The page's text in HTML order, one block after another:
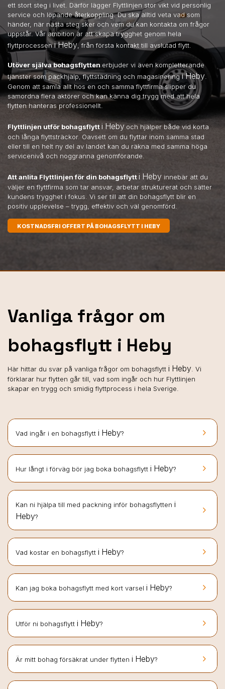
ett stort steg i livet. Därför lägger Flyttlinjen stor vikt vid personlig
service och löpande återkoppling. Du ska alltid veta vad som
händer, när nästa steg sker och vem du kan kontakta om frågor
uppstår. Vår ambition är att skapa trygghet genom hela
flyttprocesseni Heby, från första kontakt till avslutad flytt.
Utöver själva bohagsflytten erbjuder vi även kompletterande
tjänster som packhjälp, flyttstädning och magasineringi Heby
Genom att samla allt hos en och samma flyttfirma slipper du
samordna flera aktörer och kan känna dig trygg med att hela
flytten hanteras professionellt.
Flyttlinjen utför bohagsflytti Heby och hjälper både vid korta
och långa flyttsträckor. Oavsett om du flyttar inom samma stad
eller till en helt ny del av landet kan du räkna med samma höga
servicenivå och noggranna genomförande.
Att anlita Flyttlinjen för din bohagsflytti Heby innebär att du
väljer en flyttfirma som tar ansvar, arbetar strukturerat och sätter
kundens trygghet i fokus. Vi ser till att din bohagsflytt blir en
positiv upplevelse – trygg, effektiv och väl genomförd.
KOSTNADSFRI OFFERT PÅ BOHAGSFLYTT I HEBY
Vanliga frågor om
bohagsflytt i Heby
Här hittar du svar på vanliga frågor om bohagsflytt i Heby . Vi
förklarar hur flytten går till, vad som ingår och hur Flyttlinjen
skapar en trygg och smidig flyttprocess i hela Sverige.
keyboard_arrow_right
Vad ingår i en bohagsflytt i Heby?
keyboard_arrow_right
Hur långt i förväg bör jag boka bohagsflytt i Heby?
keyboard_arrow_right
Kan ni hjälpa till med packning inför bohagsflytten i
Heby?
keyboard_arrow_right
Vad kostar en bohagsflytt i Heby?
keyboard_arrow_right
Kan jag boka bohagsflytt med kort varsel i Heby?
keyboard_arrow_right
Utför ni bohagsflytt i Heby?
keyboard_arrow_right
Är mitt bohag försäkrat under flytten i Heby?